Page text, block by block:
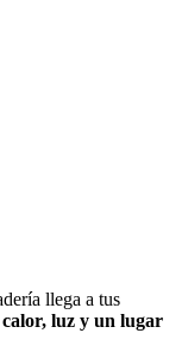
llega a tus
luz y un lugar